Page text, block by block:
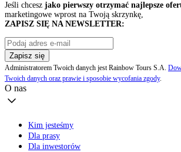
Jeśli chcesz jako pierwszy otrzymać najlepsze
marketingowe wprost na Twoją skrzynkę,
ZAPISZ SIĘ NA NEWSLETTER:
Zapisz się
Administratorem Twoich danych jest Rainbow Tours S.A.
Twoich danych oraz prawie i sposobie wycofania zgody.
O nas
Kim jesteśmy
Dla prasy
Dla inwestorów